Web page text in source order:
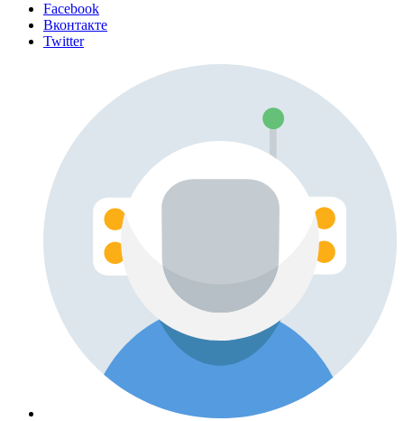
Facebook
Вконтакте
Twitter